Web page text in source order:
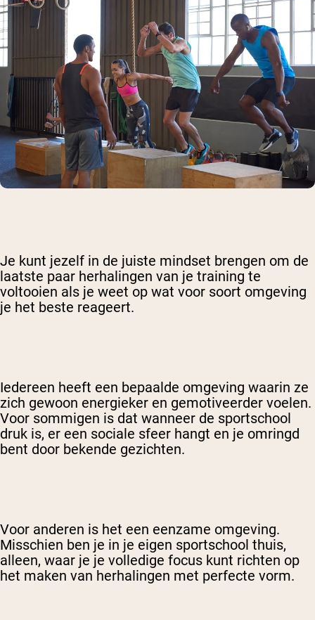
Je kunt jezelf in de juiste mindset brengen om de
laatste paar herhalingen van je training te
voltooien als je weet op wat voor soort omgeving
je het beste reageert.
Iedereen heeft een bepaalde omgeving waarin ze
zich gewoon energieker en gemotiveerder voelen.
Voor sommigen is dat wanneer de sportschool
druk is, er een sociale sfeer hangt en je omringd
bent door bekende gezichten.
Voor anderen is het een eenzame omgeving.
Misschien ben je in je eigen sportschool thuis,
alleen, waar je je volledige focus kunt richten op
het maken van herhalingen met perfecte vorm.